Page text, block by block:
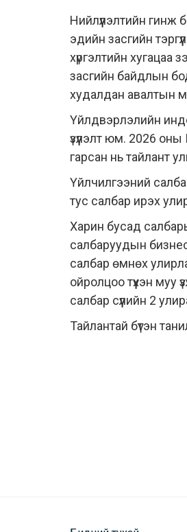
Нийлүүлэлтийн
эдийн засгийн
хүргэлтийн хугацаа
засгийн байдлын
худалдан авалтын
Үйлдвэрлэлийн
үзүүлэлт юм. 2026
гарсан нь тайлант
Үйлчилгээний
тус салбар ирэх
Харин бусад
салбаруудын
салбар өмнөх
ойролцоо түүхэн муу
салбар сүүлийн 2
Тайлантай бүтэн